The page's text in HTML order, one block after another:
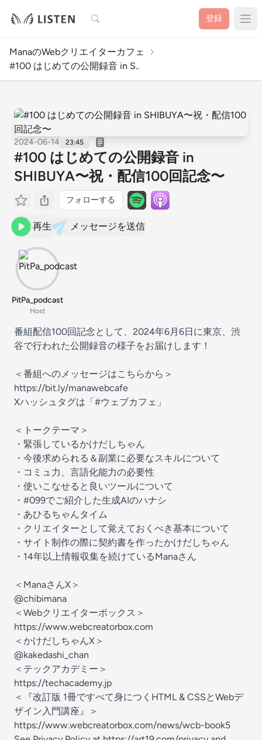
検索 登録
ManaのWebクリエイターカフェ
#100 はじめての公開録音 in S..
2024-06-14 23:45
#100 はじめての公開録音 in
SHIBUYA〜祝・配信100回記念〜
フォローする
再生 メッセージを送信
PitPa_podcast
Host
番組配信100回記念として、2024年6月6日に東京、渋
谷で行われた公開録音の様子をお届けします！
＜番組へのメッセージはこちらから＞
https://bit.ly/manawebcafe
Xハッシュタグは「#ウェブカフェ 」
＜トークテーマ＞
・緊張しているかけだしちゃん
・今後求められる＆副業に必要なスキルについて
・コミュ力、言語化能力の必要性
・使いこなせると良いツールについて
・#099でご紹介した生成AIのハナシ
・あひるちゃんタイム
・クリエイターとして覚えておくべき基本について
・サイト制作の際に契約書を作ったかけだしちゃん
・14年以上情報収集を続けているManaさん
＜ManaさんX＞
@chibimana
＜Webクリエイターボックス＞
https://www.webcreatorbox.com
＜かけだしちゃんX＞
@kakedashi_chan
＜テックアカデミー＞
https://techacademy.jp
＜『改訂版 1冊ですべて身につくHTML & CSSとWebデ
ザイン入門講座』＞
https://www.webcreatorbox.com/news/wcb-book5